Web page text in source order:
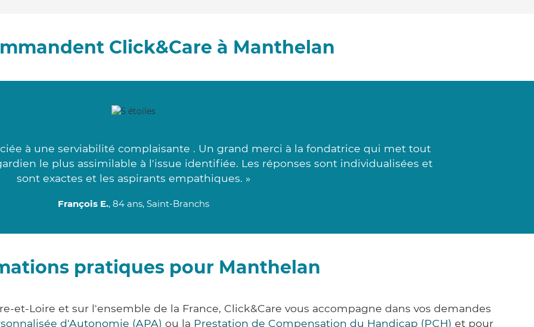
Click&Care à Manthelan
à une serviabilité complaisante . Un grand merci à la fondatrice qui met tout
le plus assimilable à l'issue identifiée. Les réponses sont individualisées et
sont exactes et les aspirants empathiques. »
François E., 84 ans, Saint-Branchs
pratiques pour Manthelan
et-Loire et sur l'ensemble de la France, Click&Care vous accompagne dans vos demandes
d'Autonomie (APA) ou la Prestation de Compensation du Handicap (PCH) et pour